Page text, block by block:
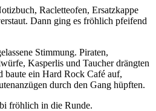
Racletteofen, Ersatzkappe
Dann ging es fröhlich pfeifend
Stimmung. Piraten,
Kasperlis und Taucher drängten
baute ein Hard Rock Café auf,
durch den Gang hüpften.
fröhlich in die Runde.